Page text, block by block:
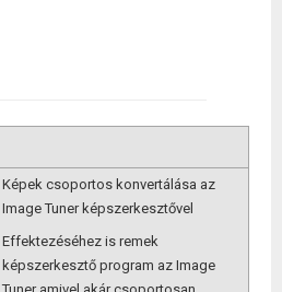
Képek csoportos konvertálása az
Image Tuner képszerkesztővel
Effektezéséhez is remek
képszerkesztő program az Image